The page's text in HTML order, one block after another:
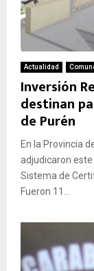
Actualidad
Inversión
destinan
de Purén
En la Provincia
adjudicaron
Sistema de
Fueron 11...